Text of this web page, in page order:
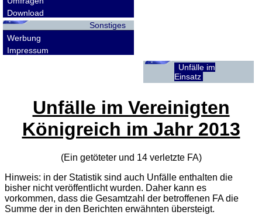
Download
Sonstiges
Werbung
Impressum
Unfälle im
Einsatz
Unfälle im Vereinigten
Königreich im Jahr 2013
(Ein getöteter und 14 verletzte FA)
Hinweis: in der Statistik sind auch Unfälle enthalten die
bisher nicht veröffentlicht wurden. Daher kann es
vorkommen, dass die Gesamtzahl der betroffenen FAdie
Summe der in den Berichten erwähnten übersteigt.